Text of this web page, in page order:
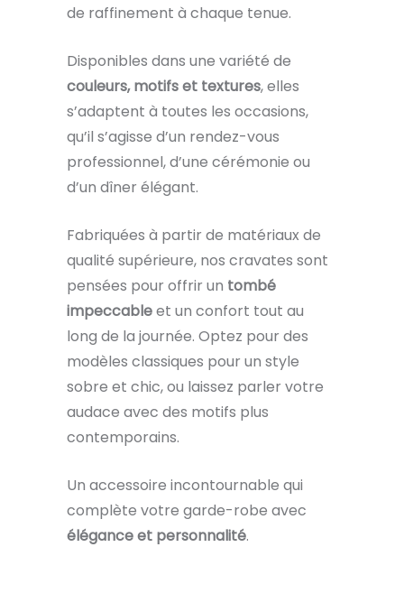
de raffinement à chaque tenue.
Disponibles dans une variété de
couleurs, motifs et textures, elles
s’adaptent à toutes les occasions,
qu’il s’agisse d’un rendez-vous
professionnel, d’une cérémonie ou
d’un dîner élégant.
Fabriquées à partir de matériaux de
qualité supérieure, nos cravates sont
pensées pour offrir un tombé
impeccableet un confort tout au
long de la journée. Optez pour des
modèles classiques pour un style
sobre et chic, ou laissez parler votre
audace avec des motifs plus
contemporains.
Un accessoire incontournable qui
complète votre garde-robe avec
élégance et personnalité.